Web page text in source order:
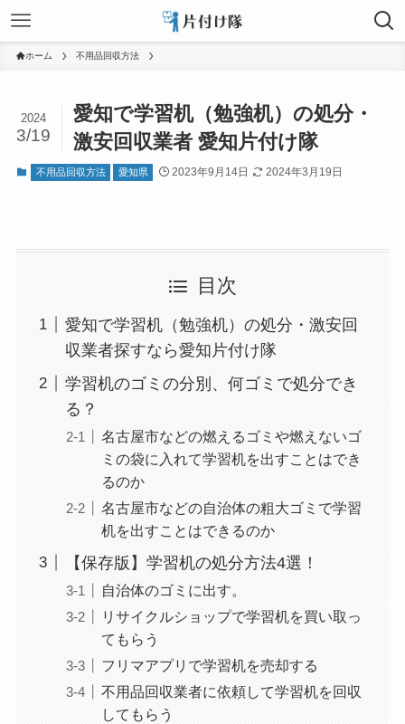
ホーム 不用品回収方法
愛知で学習机（勉強机）の処分・
激安回収業者 愛知片付け隊
2024
3/19
不用品回収方法 愛知県 2023年9月14日 2024年3月19日
目次
愛知で学習机（勉強机）の処分・激安回
収業者探すなら愛知片付け隊
学習机のゴミの分別、何ゴミで処分でき
る？
名古屋市などの燃えるゴミや燃えないゴ
ミの袋に入れて学習机を出すことはでき
るのか
名古屋市などの自治体の粗大ゴミで学習
机を出すことはできるのか
【保存版】学習机の処分方法4選！
自治体のゴミに出す。
リサイクルショップで学習机を買い取っ
てもらう
フリマアプリで学習机を売却する
不用品回収業者に依頼して学習机を回収
してもらう